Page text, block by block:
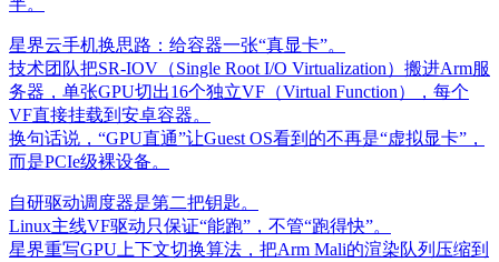
半。
星界云手机换思路：给容器一张“真显卡”。
技术团队把SR-IOV（Single Root I/O Virtualization）搬进Arm服
务器，单张GPU切出16个独立VF（Virtual Function），每个
VF直接挂载到安卓容器。
换句话说，“GPU直通”让Guest OS看到的不再是“虚拟显卡”，
而是PCIe级裸设备。
自研驱动调度器是第二把钥匙。
Linux主线VF驱动只保证“能跑”，不管“跑得快”。
星界重写GPU上下文切换算法，把Arm Mali的渲染队列压缩到